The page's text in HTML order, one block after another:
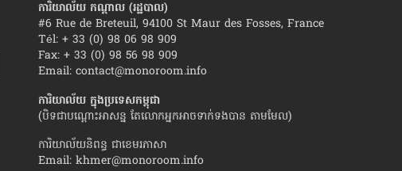
រឿង៧យ៉ាង ​ដែល​ភរិយា​គ្រប់​រូប​ចង់​បាន ពី​ស្វាមី​
ការិយាល័យ កណ្ដាល (រដ្ឋបាល)
#6 Rue de Breteuil, 94100 St Maur des Fosses, France
Tél: + 33 (0) 98 06 98 909
Fax: + 33 (0) 98 56 98 909
Email: contact@monoroom.info
ការិយាល័យ ក្នុង​ប្រទេស​កម្ពុជា
(បិទជាបណ្ដោះអាសន្ន តែលោកអ្នកអាចទាក់ទងបាន តាមមែល)
ការិយាល័យនិពន្ធ ជាខេមរភាសា
Email: khmer@monoroom.info